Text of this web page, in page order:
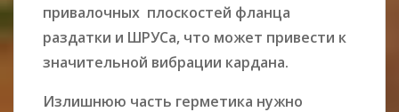
привалочных плоскостей фланца
раздатки и ШРУСа, что может привести к
значительной вибрации кардана.
Излишнюю часть герметика нужно